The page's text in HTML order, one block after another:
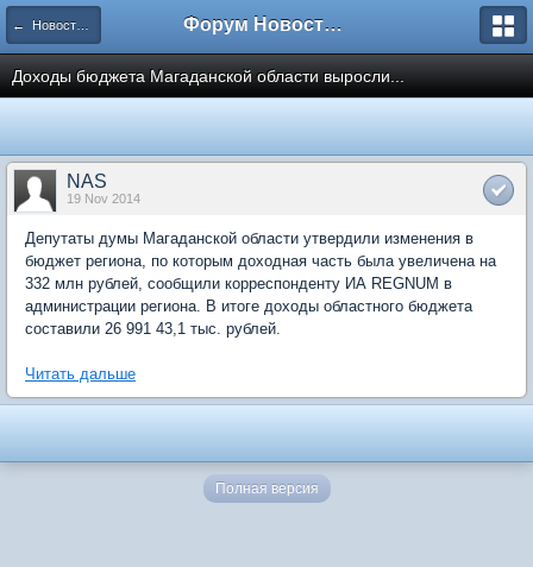
← Новости рынка недвижимости Форум Новостройки
Доходы бюджета Магаданской области выросли...
NAS
19 Nov 2014
Депутаты думы Магаданской области утвердили изменения в
бюджет региона, по которым доходная часть была увеличена на
332 млн рублей, сообщили корреспонденту ИА REGNUM в
администрации региона. В итоге доходы областного бюджета
составили 26 991 43,1 тыс. рублей.
Читать дальше
Полная версия